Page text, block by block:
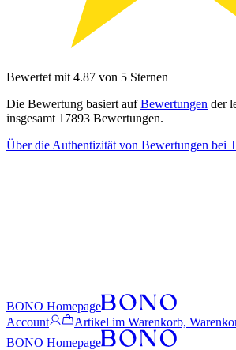
Bewertet mit 4.87 von 5 Sternen
Die Bewertung basiert aufBewertungen der
insgesamt 17893 Bewertungen.
Über die Authentizität von Bewertungen bei
BONO Homepage
Account
Artikel im Warenkorb,
BONO Homepage